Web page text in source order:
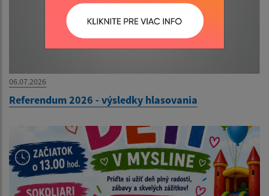
06.07.2026
Referendum 2026 - výsledky hlasovania